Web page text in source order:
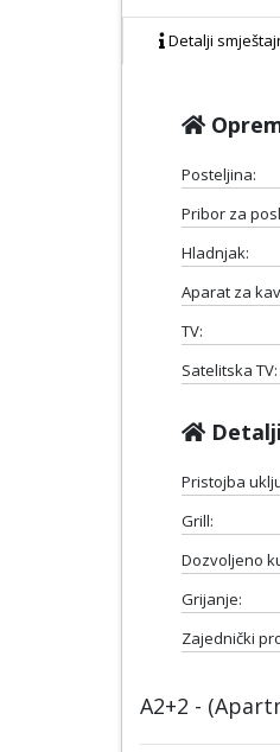
Detalji
Posteljina:
Pribor za
Hladnjak:
Aparat za
TV:
Satelitska TV:
Pristojba
Grill:
Dozvoljeno
Grijanje:
Zajednički
A2+2 -